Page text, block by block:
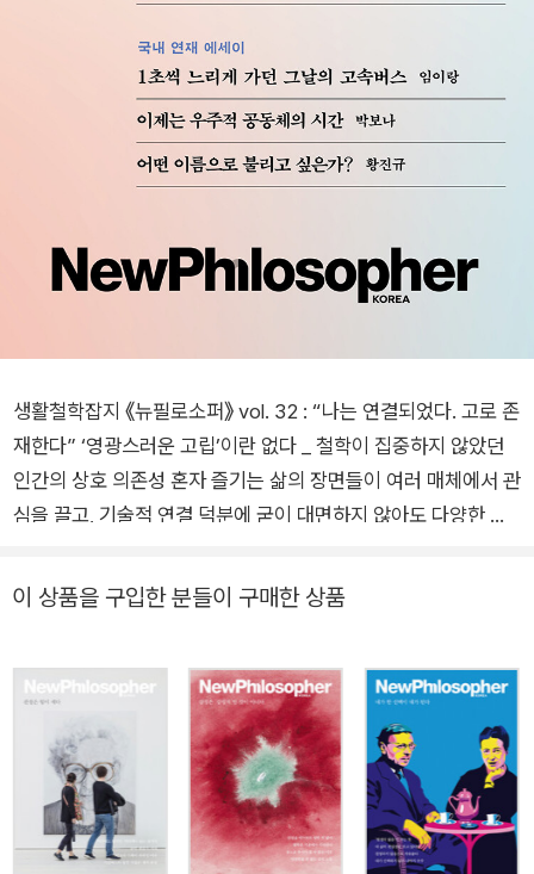
생활철학잡지 《뉴필로소퍼》 vol. 32 : “나는 연결되었다. 고로 존
재한다” ‘영광스러운 고립’이란 없다 _ 철학이 집중하지 않았던
인간의 상호 의존성 혼자 즐기는 삶의 장면들이 여러 매체에서 관
심을 끌고, 기술적 연결 덕분에 굳이 대면하지 않아도 다양한 교
단절화되는 미래를 조금은 염려하게 된다. 그러나 ‘연결’을 주제
에 혼자 머물면서 자연과 함께 하며 자급자족의 삶을 실천하던 헨
리 데이빗 소로의 이야기는 이미 유명하다. 하지만 “소로가 자립
의 미덕을 극구 찬양하는 글을 쓰던 호숫가 오두막으로, 일주일에
한 번씩 그의 어머니가 깨끗한 세탁물을 가져오고, 누이들은 케이
크를 전해주고 갔다”는 엄연한 사실 앞에 ‘혼자만의 삶’이라는 것
의 맹점과 한계가 드러난다. 남의 도움 없이 혼자서 자신의 삶을
이 상품을 구입한 분들이 구매한 상품